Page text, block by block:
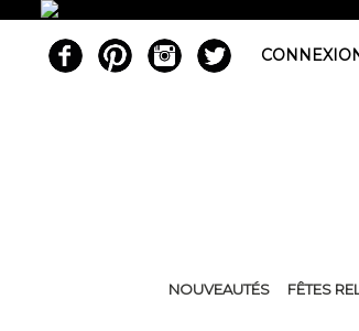
NOUVEAUTÉS FÊTES